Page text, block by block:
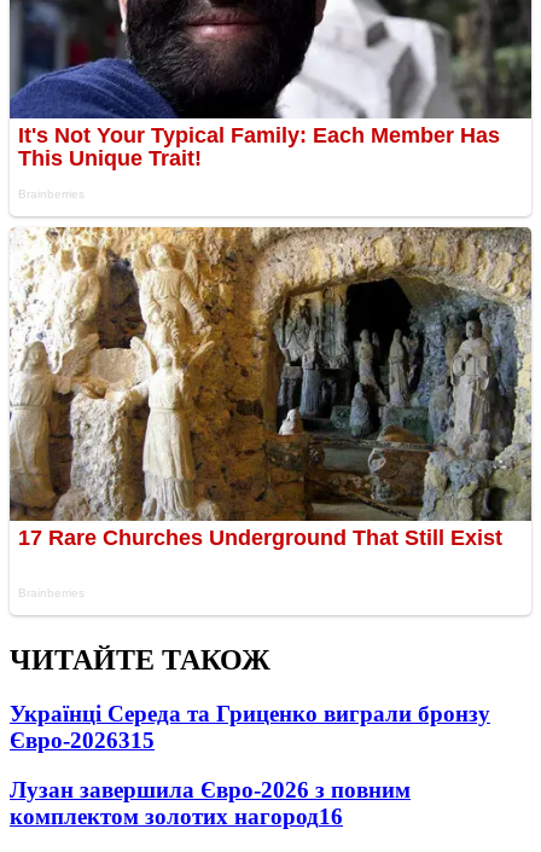
ЧИТАЙТЕ ТАКОЖ
Українці Середа та Гриценко виграли бронзу
Євро-2026315
Лузан завершила Євро-2026 з повним
комплектом золотих нагород16